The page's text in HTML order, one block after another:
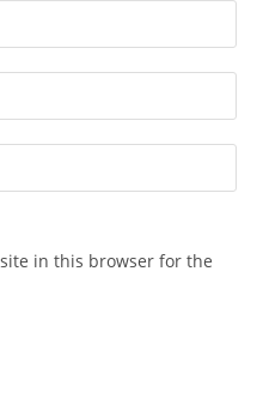
in this browser for the